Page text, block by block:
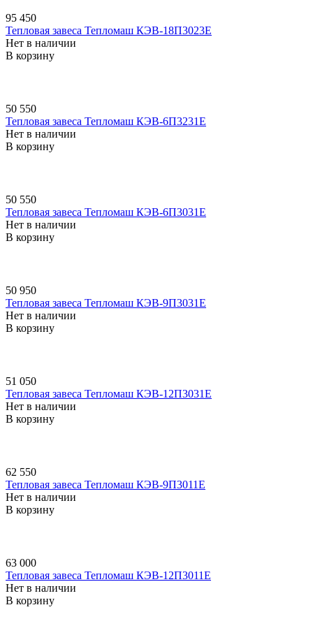
95 450
Тепловая завеса Тепломаш КЭВ-18П3023E
Нет в наличии
В корзину
50 550
Тепловая завеса Тепломаш КЭВ-6П3231E
Нет в наличии
В корзину
50 550
Тепловая завеса Тепломаш КЭВ-6П3031E
Нет в наличии
В корзину
50 950
Тепловая завеса Тепломаш КЭВ-9П3031E
Нет в наличии
В корзину
51 050
Тепловая завеса Тепломаш КЭВ-12П3031E
Нет в наличии
В корзину
62 550
Тепловая завеса Тепломаш КЭВ-9П3011E
Нет в наличии
В корзину
63 000
Тепловая завеса Тепломаш КЭВ-12П3011E
Нет в наличии
В корзину